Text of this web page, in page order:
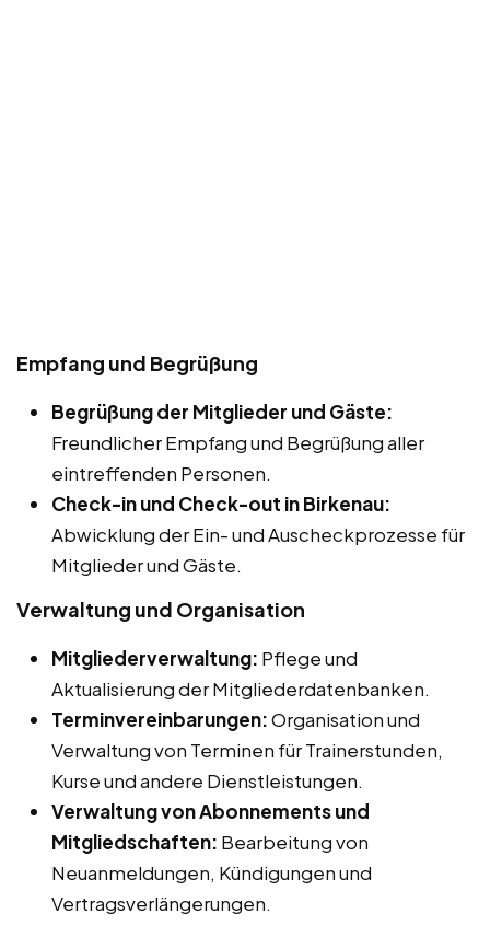
Empfang und Begrüßung
Begrüßung der Mitglieder und Gäste:
Freundlicher Empfang und Begrüßung aller
eintreffenden Personen.
Check-in und Check-out in Birkenau:
Abwicklung der Ein- und Auscheckprozesse für
Mitglieder und Gäste.
Verwaltung und Organisation
Mitgliederverwaltung: Pflege und
Aktualisierung der Mitgliederdatenbanken.
Terminvereinbarungen:Organisation und
Verwaltung von Terminen für Trainerstunden,
Kurse und andere Dienstleistungen.
Verwaltung von Abonnements und
Mitgliedschaften: Bearbeitung von
Neuanmeldungen, Kündigungen und
Vertragsverlängerungen.